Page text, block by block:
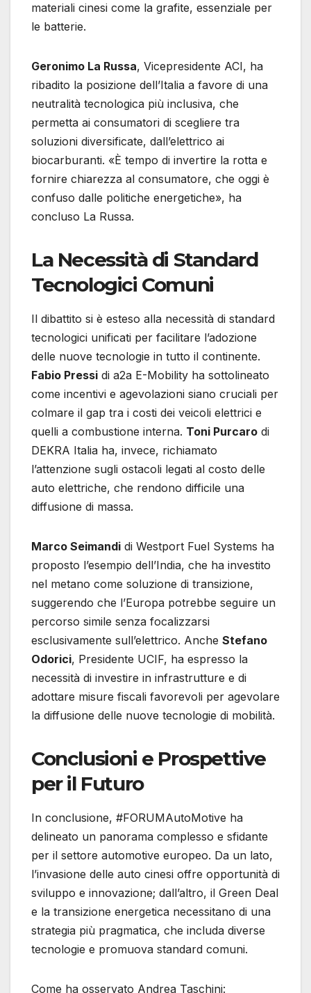
materiali cinesi come la grafite, essenziale per
le batterie.
Geronimo La Russa, Vicepresidente ACI, ha
ribadito la posizione dell’Italia a favore di una
neutralità tecnologica più inclusiva, che
permetta ai consumatori di scegliere tra
soluzioni diversificate, dall’elettrico ai
biocarburanti. «È tempo di invertire la rotta e
fornire chiarezza al consumatore, che oggi è
confuso dalle politiche energetiche», ha
concluso La Russa.
La Necessità di Standard
Tecnologici Comuni
Il dibattito si è esteso alla necessità di standard
tecnologici unificati per facilitare l’adozione
delle nuove tecnologie in tutto il continente.
Fabio Pressi di a2a E-Mobility ha sottolineato
come incentivi e agevolazioni siano cruciali per
colmare il gap tra i costi dei veicoli elettrici e
quelli a combustione interna. Toni Purcaro di
DEKRA Italia ha, invece, richiamato
l’attenzione sugli ostacoli legati al costo delle
auto elettriche, che rendono difficile una
diffusione di massa.
Marco Seimandi di Westport Fuel Systems ha
proposto l’esempio dell’India, che ha investito
nel metano come soluzione di transizione,
suggerendo che l’Europa potrebbe seguire un
percorso simile senza focalizzarsi
esclusivamente sull’elettrico. Anche Stefano
Odorici, Presidente UCIF, ha espresso la
necessità di investire in infrastrutture e di
adottare misure fiscali favorevoli per agevolare
la diffusione delle nuove tecnologie di mobilità.
Conclusioni e Prospettive
per il Futuro
In conclusione, #FORUMAutoMotive ha
delineato un panorama complesso e sfidante
per il settore automotive europeo. Da un lato,
l’invasione delle auto cinesi offre opportunità di
sviluppo e innovazione; dall’altro, il Green Deal
e la transizione energetica necessitano di una
strategia più pragmatica, che includa diverse
tecnologie e promuova standard comuni.
Come ha osservato Andrea Taschini: